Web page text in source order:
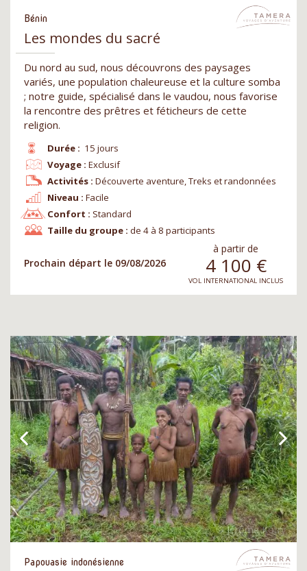
Bénin
Les mondes du sacré
Du nord au sud, nous découvrons des paysages
variés, une population chaleureuse et la culture somba
; notre guide, spécialisé dans le vaudou, nous favorise
la rencontre des prêtres et féticheurs de cette
religion.
Durée : 15 jours
Niveau : Facile
Voyage : Exclusif
Confort : Standard
Activités : Découverte aventure, Treks et randonnées
Taille du groupe : de 4 à 8 participants
Prochain départ le 09/08/2026
à partir de
4 100 €
VOL INTERNATIONAL INCLUS
Papouasie indonésienne